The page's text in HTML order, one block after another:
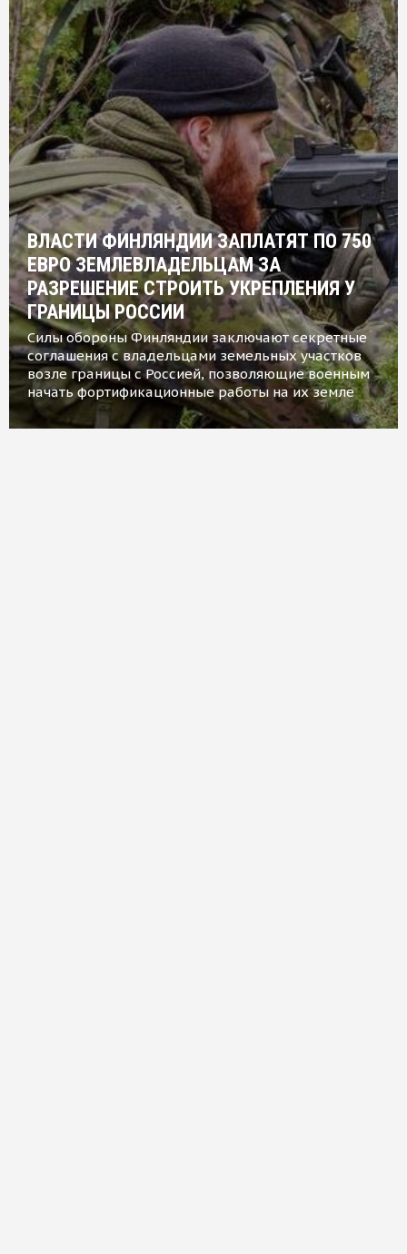
ВЛАСТИ ФИНЛЯНДИИ ЗАПЛАТЯТ ПО 750
ЕВРО ЗЕМЛЕВЛАДЕЛЬЦАМ ЗА
РАЗРЕШЕНИЕ СТРОИТЬ УКРЕПЛЕНИЯ У
ГРАНИЦЫ РОССИИ
Силы обороны Финляндии заключают секретные
соглашения с владельцами земельных участков
возле границы с Россией, позволяющие военным
начать фортификационные работы на их земле